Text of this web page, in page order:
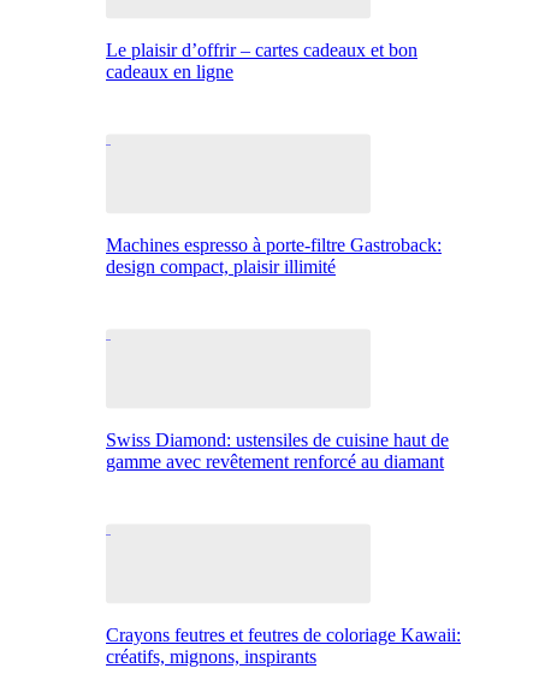
Le plaisir d’offrir – cartes cadeaux et bon
cadeaux en ligne
Machines espresso à porte-filtre Gastroback:
design compact, plaisir illimité
Swiss Diamond: ustensiles de cuisine haut de
gamme avec revêtement renforcé au diamant
Crayons feutres et feutres de coloriage Kawaii:
créatifs, mignons, inspirants